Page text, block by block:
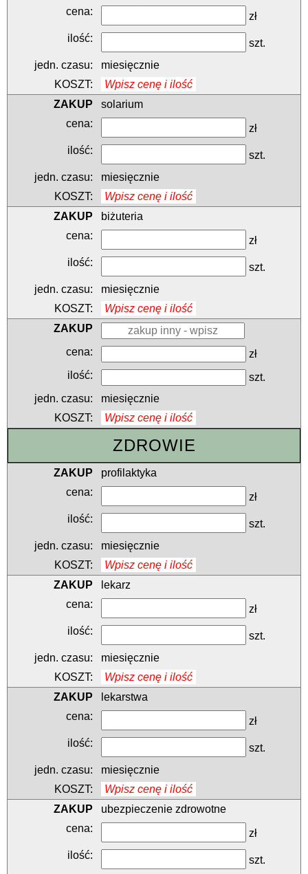
zł
szt.
miesięcznie
Wpisz cenę i ilość
solarium
zł
szt.
miesięcznie
Wpisz cenę i ilość
biżuteria
zł
szt.
miesięcznie
Wpisz cenę i ilość
zł
szt.
miesięcznie
Wpisz cenę i ilość
ZDROWIE
profilaktyka
zł
szt.
miesięcznie
Wpisz cenę i ilość
lekarz
zł
szt.
miesięcznie
Wpisz cenę i ilość
lekarstwa
zł
szt.
miesięcznie
Wpisz cenę i ilość
ubezpieczenie zdrowotne
zł
szt.